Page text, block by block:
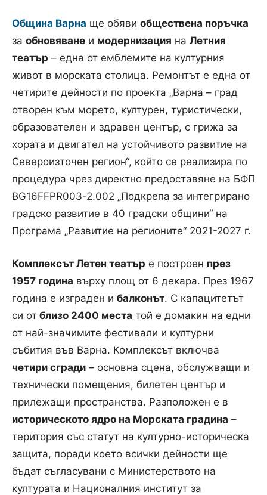
Община Варна ще обяви обществена поръчка
за обновяване и модернизация на Летния
театър – една от емблемите на културния
живот в морската столица. Ремонтът е една от
четирите дейности по проекта „Варна – град
отворен към морето, културен, туристически,
образователен и здравен център, с грижа за
хората и двигател на устойчивото развитие на
Североизточен регион“, който се реализира по
процедура чрез директно предоставяне на БФП
BG16FFPR003-2.002 „Подкрепа за интегрирано
градско развитие в 40 градски общини“ на
Програма „Развитие на регионите“ 2021-2027 г.
Комплексът Летен театър е построен през
1957 година върху площ от 6 декара. През 1967
година е изграден и балконът. С капацитетът
си от близо 2400 места той е домакин на едни
от най-значимите фестивали и културни
събития във Варна. Комплексът включва
четири сгради – основна сцена, обслужващи и
технически помещения, билетен център и
прилежащи пространства. Разположен е в
историческото ядро на Морската градина –
територия със статут на културно-историческа
защита, поради което всички дейности ще
бъдат съгласувани с Министерството на
културата и Националния институт за